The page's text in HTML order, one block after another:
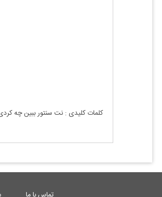
کلمات کلیدی : نت سنتورببین چه